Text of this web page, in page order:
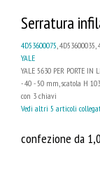
Serratura
4D53600075, 4D53600035,
YALE
YALE 5630 PER PORTE
- 40 - 50 mm, scatola H
con 3 chiavi
Vedi altri 5 articoli
confezione da